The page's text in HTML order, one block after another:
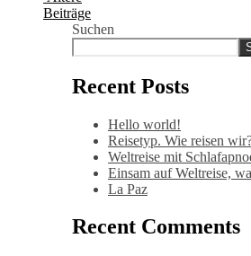
Beiträge
Suchen
Recent Posts
Hello world!
Reisetyp. Wie reisen
Weltreise mit
Einsam auf Weltreise,
La Paz
Recent Comments